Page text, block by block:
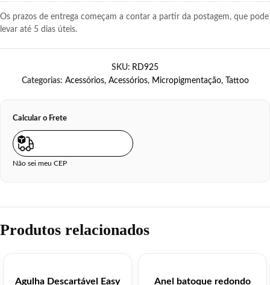
Os prazos de entrega começam a contar a partir da postagem, que pode
levar até 5 dias úteis.
SKU: RD925
Categorias: Acessórios, Acessórios, Micropigmentação, Tattoo
Calcular o Frete
Não sei meu CEP
Produtos relacionados
Agulha Descartável Easy
Anel batoque redondo